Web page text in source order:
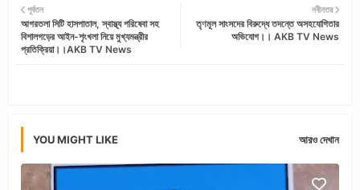
ats
নবীনতর
তৃণমূল সাংসদের বিরুদ্ধে তদন্তে অসহযোগিতার
অভিযোগ।। AKB TV News
পূর্বতন
আগরতলা সিটি হাসপাতাল, স্বাস্থ্য পরিষেবা সহ
বিশালগড়ের আইন-শৃংখলা নিয়ে মুখ্যমন্ত্রীর
প্রতিক্রিয়া।।AKB TV News
YOU MIGHT LIKE আরও দেখান